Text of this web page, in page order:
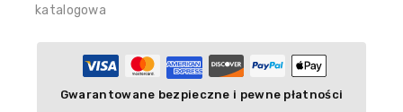
katalogowa
Gwarantowane bezpieczne i pewne płatności